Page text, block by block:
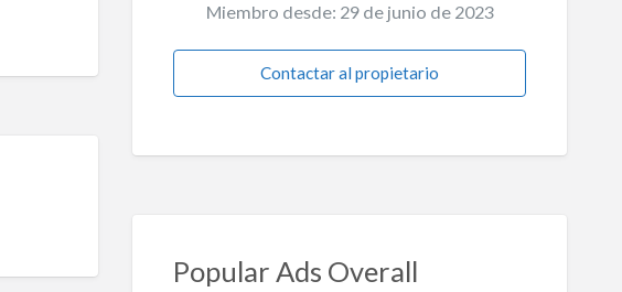
Miembro desde: 29 de junio de 2023
Contactar al propietario
Popular Ads Overall